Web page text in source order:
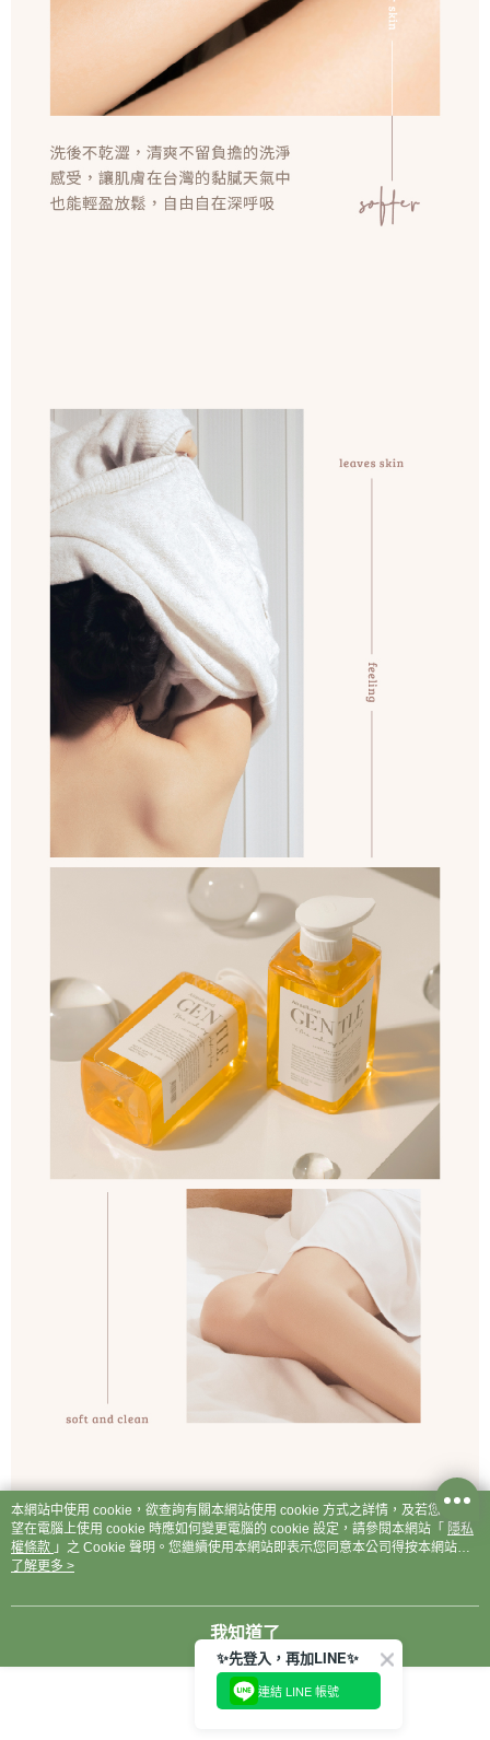
本網站中使用 cookie，欲查詢有關本網站使用 cookie 方式之詳情，及若您不希
望在電腦上使用 cookie 時應如何變更電腦的 cookie 設定，請參閱本網站「 隱私
權條款 」之 Cookie 聲明。您繼續使用本網站即表示您同意本公司得按本網站使
用條款之 Cookie 聲明使用 cookie。
了解更多 >
我知道了
✨先登入，再加LINE✨
連結 LINE 帳號